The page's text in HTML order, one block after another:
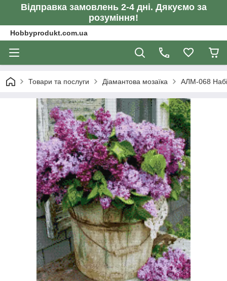
Відправка замовлень 2-4 дні. Дякуємо за
розуміння!
Hobbyprodukt.com.ua
Товари та послуги Діамантова мозаїка АЛМ-068